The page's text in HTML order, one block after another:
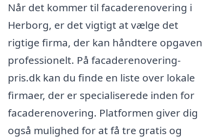
Når det kommer til facaderenovering i
Herborg, er det vigtigt at vælge det
rigtige firma, der kan håndtere opgaven
professionelt. På facaderenovering-
pris.dk kan du finde en liste over lokale
firmaer, der er specialiserede inden for
facaderenovering. Platformen giver dig
også mulighed for at få tre gratis og